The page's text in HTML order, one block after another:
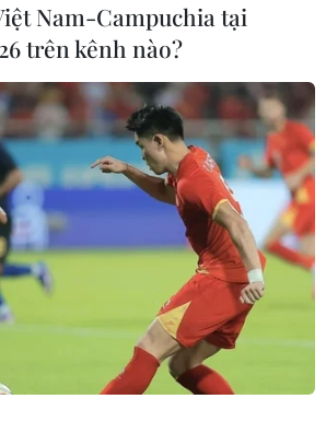
Nam-Campuchia tại
trên kênh nào?